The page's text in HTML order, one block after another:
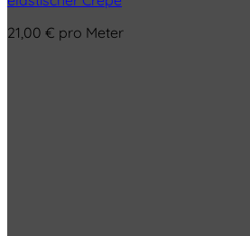
21,00 € pro Meter